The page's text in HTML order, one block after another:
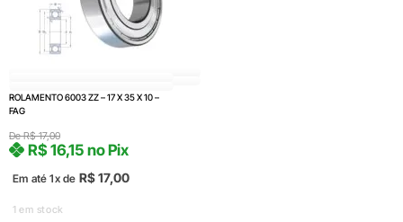
ROLAMENTO 6003 ZZ – 17 X 35 X 10 –
FAG
DeR$17,00
Em até 1x de R$17,00
R$16,15 no Pix
1 em stock